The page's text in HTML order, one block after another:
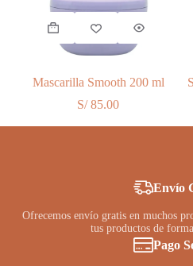
Mascarilla Smooth 200 ml
S/85.00
Envío
Ofrecemos envío gratis en muchos
tus productos de
Pago